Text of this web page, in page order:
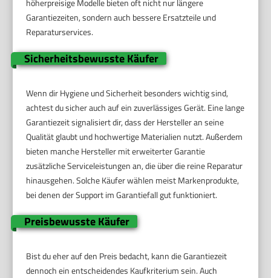
höherpreisige Modelle bieten oft nicht nur längere
Garantiezeiten, sondern auch bessere Ersatzteile und
Reparaturservices.
Sicherheitsbewusste Käufer
Wenn dir Hygiene und Sicherheit besonders wichtig sind,
achtest du sicher auch auf ein zuverlässiges Gerät. Eine lange
Garantiezeit signalisiert dir, dass der Hersteller an seine
Qualität glaubt und hochwertige Materialien nutzt. Außerdem
bieten manche Hersteller mit erweiterter Garantie
zusätzliche Serviceleistungen an, die über die reine Reparatur
hinausgehen. Solche Käufer wählen meist Markenprodukte,
bei denen der Support im Garantiefall gut funktioniert.
Preisbewusste Käufer
Bist du eher auf den Preis bedacht, kann die Garantiezeit
dennoch ein entscheidendes Kaufkriterium sein. Auch